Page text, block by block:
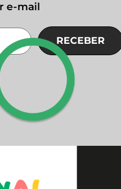
e-mail
RECEBER